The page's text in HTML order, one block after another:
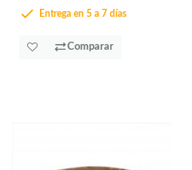
Entrega en 5 a 7 días
Comparar